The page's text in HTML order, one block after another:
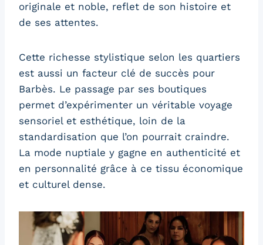
originale et noble, reflet de son histoire et
de ses attentes.
Cette richesse stylistique selon les quartiers
est aussi un facteur clé de succès pour
Barbès. Le passage par ses boutiques
permet d’expérimenter un véritable voyage
sensoriel et esthétique, loin de la
standardisation que l’on pourrait craindre.
La mode nuptiale y gagne en authenticité et
en personnalité grâce à ce tissu économique
et culturel dense.